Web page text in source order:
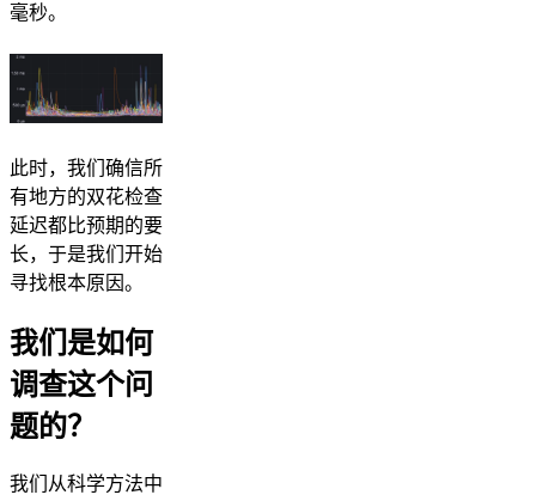
毫秒。
此时，我们确信所
有地方的双花检查
延迟都比预期的要
长，于是我们开始
寻找根本原因。
我们是如何
调查这个问
题的？
我们从科学方法中